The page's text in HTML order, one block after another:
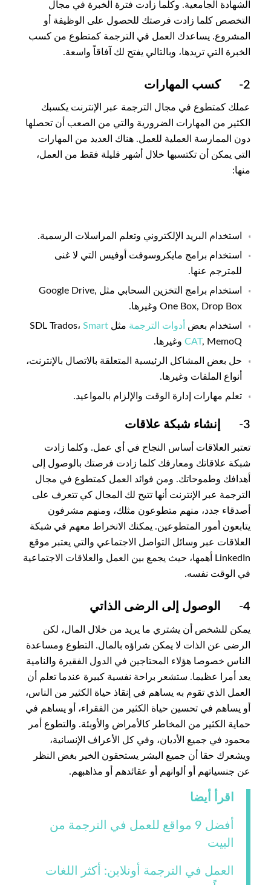
الشهادة الجامعية. وكلما زادت فترة الخبرة في مجال
التخصص كلما زادت فرصتك للحصول على الوظيفة أو
المشروع. يساعدك العمل في الترجمة كمتطوع من كسب
الخبرة التي تريدها، وبالتالي يفتح لك آفاقاً واسعة.
2- كسب المهارات
عملك كمتطوع في مجال الترجمة عبر الإنترنت يكسبك
الكثير من المهارات الضرورية والتي من الصعب أن تحصلها
دون الممارسة العملية للعمل. هناك العديد من المهارات
التي يمكن أن تكتسبها خلال أشهر قليلة فقط من العمل،
منها:
استخدام البريد الإلكتروني وتعلم المراسلات الرسمية.
استخدام برامج مايكروسوفت أوفيس التي لا غنى
للمترجم عنها.
استخدام برامج التخزين السحابي مثل Google Drive,
One Box, Drop Box وغيرها.
استخدام بعض أدوات الترجمة مثل SDL Trados، Smart
CAT, MemoQ وغيرها.
حل بعض المشاكل الرئيسية المتعلقة بالاتصال بالإنترنت،
أنواع الملفات وغيرها.
تعلم مهارات إدارة الوقت والإلزام بالمواعيد.
3- إنشاء شبكة علاقات
تعتبر العلاقات أساس النجاح في أي عمل. وكلما زادت
شبكة علاقاتك ومعارفك كلما زادت فرصتك بالوصول إلى
أهدافك وطموحاتك. ومن فوائد العمل كمتطوع في مجال
الترجمة عبر الإنترنت أنها تتيح لك المجال كي تتعرف على
أصدقاء جدد، منهم متطوعون مثلك، ومنهم مشرفون
يتابعون أمور المتطوعين. يمكنك الانخراط معهم في شبكة
العلاقات عبر وسائل التواصل الاجتماعي والتي يعتبر موقع
LinkedIn أهمها، حيث يجمع بين العمل والعلاقات الاجتماعية
في الوقت نفسه.
4- الوصول إلى الرضى الذاتي
يمكن للشخص أن يشتري ما يريد من خلال المال، لكن
الرضى عن الذات لا يمكن شراؤه بالمال. التطوع ومساعدة
الناس خصوصا هؤلاء المحتاجين في الدول الفقيرة والنامية
يعد أمرا عظيما. ستشعر براحة نفسية كبيرة عندما تعلم أن
العمل الذي تقوم به يساهم في إنقاذ حياة الكثير من الناس،
أو يساهم في تحسين حياة الكثير من الفقراء، أو يساهم في
حماية الكثير من المخاطر كالأمراض والأوبئة. والتطوع أمر
محمود في جميع الأديان، وفي كل الأعراف الإنسانية،
ويشعرك حقا أن جميع البشر يستحقون الخير بغض النظر
عن جنسياتهم أو ألوانهم أو عقائدهم أو مذاهبهم.
اقرأ أيضا
أفضل 9 مواقع للعمل في الترجمة من
البيت
العمل في الترجمة أونلاين: أكثر اللغات